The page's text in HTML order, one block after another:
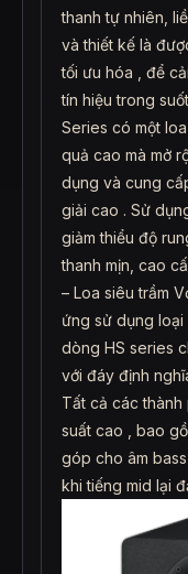
thanh tự nhiên,
và thiết kế là
tối ưu hóa , để
tín hiệu trong
Series có một
quả cao mà mở
dụng và cung
giải cao . Sử
giảm thiểu độ
thanh mịn, cao
– Loa siêu trầm
ứng sử dụng loại
dòng HS series
với đáy định
Tất cả các
suất cao , bao
góp cho âm
khi tiếng mid lại